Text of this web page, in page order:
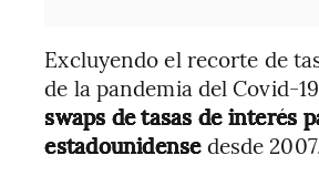
Excluyendo el recorte de
de la pandemia del Covid-
swaps de tasas de interés
estadounidensedesde